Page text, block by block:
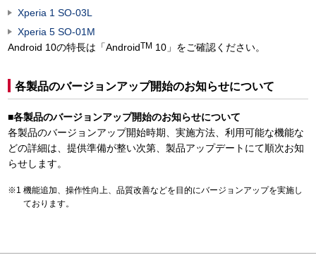
Xperia 1 SO-03L
Xperia 5 SO-01M
Android 10の特長は「AndroidTM 10」をご確認ください。
各製品のバージョンアップ開始のお知らせについて
■各製品のバージョンアップ開始のお知らせについて
各製品のバージョンアップ開始時期、実施方法、利用可能な機能な
どの詳細は、提供準備が整い次第、製品アップデートにて順次お知
らせします。
機能追加、操作性向上、品質改善などを目的にバージョンアップを実施し
ております。